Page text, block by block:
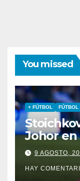
You missed
+ FÚTBOL FÚTBOL
Johor
Chelsea
iguala
Glauder
9 AGOSTO,
HAY